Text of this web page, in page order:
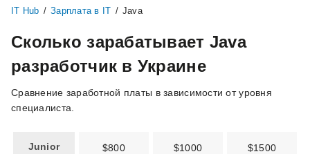
IT Hub / Зарплата в IT / Java
Сколько зарабатывает Java
разработчик в Украине
Сравнение заработной платы в зависимости от уровня
специалиста.
Junior $800 $1000 $1500